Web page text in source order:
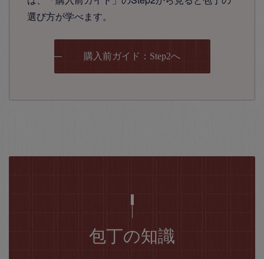
選び方が学べます。
購入前ガイド：Step2へ
包丁の知識